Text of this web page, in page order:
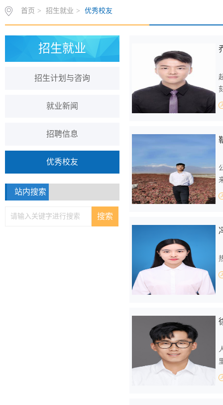
首页 > 招生就业 > 优秀校友
招生就业
招生计划与咨询
就业新闻
招聘信息
优秀校友
站内搜索